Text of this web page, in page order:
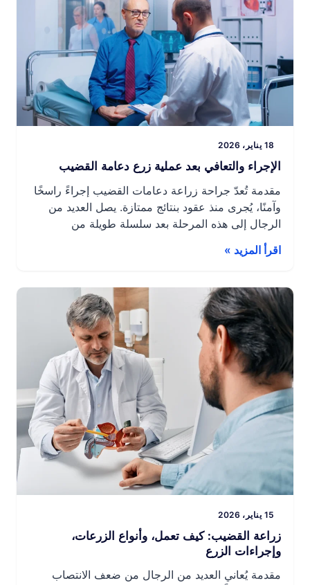
18 يناير، 2026
الإجراء والتعافي بعد عملية زرع دعامة القضيب
مقدمة تُعدّ جراحة زراعة دعامات القضيب إجراءً راسخًا
وآمنًا، يُجرى منذ عقود بنتائج ممتازة. يصل العديد من
الرجال إلى هذه المرحلة بعد سلسلة طويلة من
العلاجات التي كانت في بعض الأحيان مُحبطة أو صعبة
التحمل. إن فهم العملية الجراحية بأكملها، بالإضافة إلى
من قلقه. إليكم دليل بسيط ودقيق، […]
اقرأ المزيد »
15 يناير، 2026
زراعة القضيب: كيف تعمل، وأنواع الزرعات،
وإجراءات الزرع
مقدمة يُعاني العديد من الرجال من ضعف الانتصاب